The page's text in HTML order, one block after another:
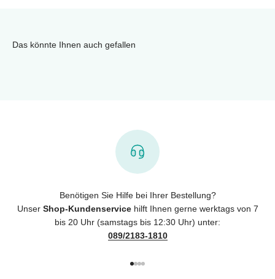
Das könnte Ihnen auch gefallen
Benötigen Sie Hilfe bei Ihrer Bestellung?
Unser Shop-Kundenservicehilft Ihnen gerne werktags von 7
bis 20 Uhr (samstags bis 12:30 Uhr) unter:
089/2183-1810